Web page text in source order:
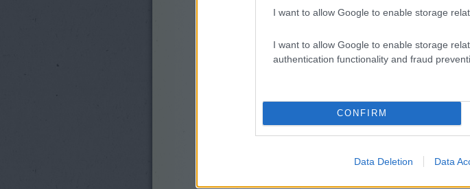
I want to allow Google to enable storage
I want to allow Google to enable storage
authentication functionality and fraud
CONFIRM
Data Deletion Data